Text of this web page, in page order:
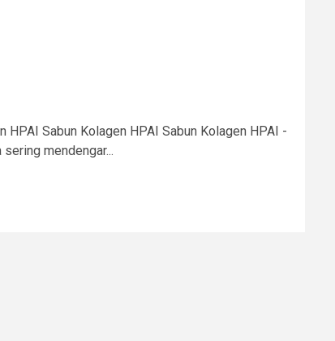
HPAI Sabun Kolagen HPAI Sabun Kolagen HPAI -
mendengar...